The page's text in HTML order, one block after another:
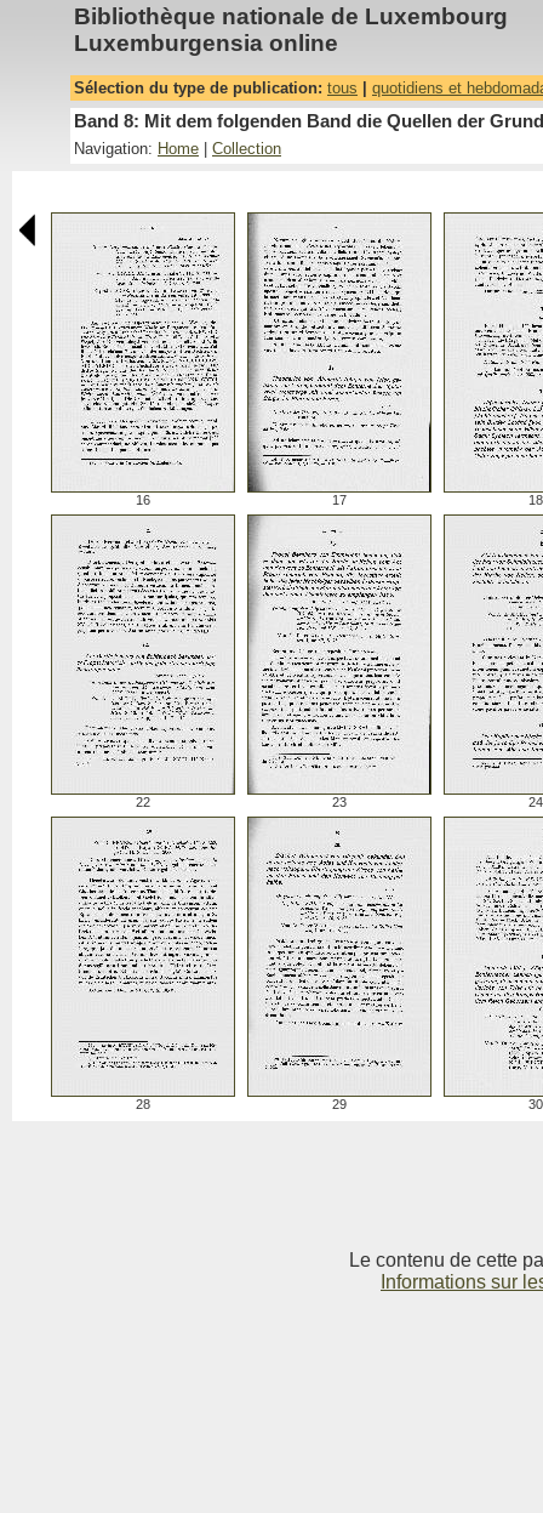
Bibliothèque nationale de Luxembourg
Luxemburgensia online
Sélection du type de publication: tous quotidiens et
Band 8: Mit dem folgenden Band die Quellen der
Navigation: Home Collection
16 17 18
22 23 24
28 29 30
Le contenu de cette
Informations sur